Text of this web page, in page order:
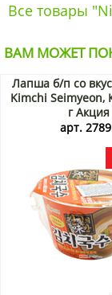
Все товары
ВАМ МОЖЕТ
Лапша б/п со
Kimchi Seimyeon,
г Акция
арт.